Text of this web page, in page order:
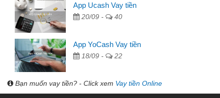
App Ucash Vay tiền
20/09 - 40
App YoCash Vay tiền
18/09 - 22
Bạn muốn vay tiền? - Click xem Vay tiền Online